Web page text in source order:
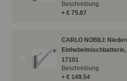
+ € 75.87
Beschreibung
CARLO NOBILI:
17101
+ € 149.54
Beschreibung